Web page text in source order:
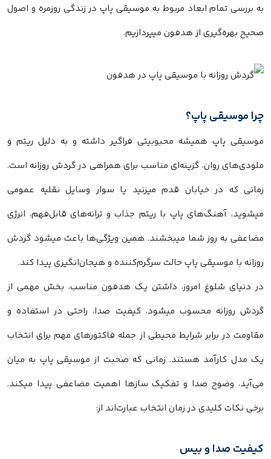
به بررسی تمام ابعاد مربوط به موسیقی پاپ در زندگی روزمره و اصول
صحیح بهره‌گیری از هدفون میپردازیم.
چرا موسیقی پاپ؟
موسیقی پاپ همیشه محبوبیتی فراگیر داشته و به دلیل ریتم و
ملودی‌های روان، گزینه‌ای مناسب برای همراهی در گردش روزانه است.
زمانی که در خیابان قدم میزنید یا سوار وسایل نقلیه عمومی
میشوید، آهنگ‌های پاپ با ریتم جذاب و ترانه‌های قابل‌فهم، انرژی
مضاعفی به روز شما میبخشند. همین ویژگی‌ها باعث میشود گردش
روزانه با موسیقی پاپ حالت سرگرم‌کننده و هیجان‌انگیزی پیدا کند.
در دنیای شلوغ امروز، داشتن یک هدفون مناسب، بخش مهمی از
گردش روزانه محسوب میشود. کیفیت صدا، راحتی در استفاده و
مقاومت در برابر شرایط محیطی از جمله فاکتورهای مهم برای انتخاب
یک مدل کارآمد هستند. زمانی که صحبت از موسیقی پاپ به میان
می‌آید، وضوح صدا و تفکیک سازها اهمیت مضاعفی پیدا میکند.
برخی نکات کلیدی در زمان انتخاب عبارت‌اند از:
کیفیت صدا و بیس